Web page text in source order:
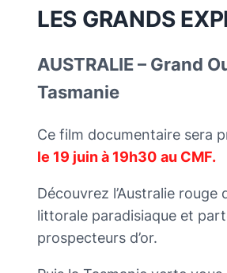
LES GRANDS
AUSTRALIE – Grand
Tasmanie
Ce film documentaire sera
le 19 juin à 19h30 au CMF.
Découvrez l’Australie rouge
littorale paradisiaque et
prospecteurs d’or.